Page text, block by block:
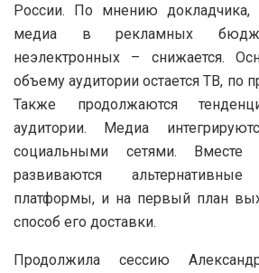
России. По мнению докладчика,
медиа в рекламных
неэлектронных – снижается.
объему аудитории остается ТВ, по
Также продолжаются
аудитории. Медиа
социальными сетями.
развиваются
платформы, и на первый план
способ его доставки.
Продолжила сессию